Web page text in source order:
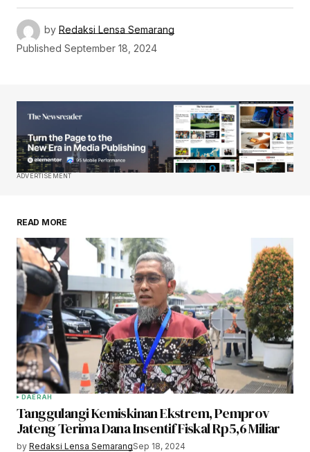
by Redaksi Lensa Semarang
Published September 18, 2024
ADVERTISEMENT
READ MORE
DAERAH
Tanggulangi Kemiskinan Ekstrem, Pemprov
Jateng Terima Dana Insentif Fiskal Rp5,6 Miliar
by Redaksi Lensa SemarangSep 18, 2024